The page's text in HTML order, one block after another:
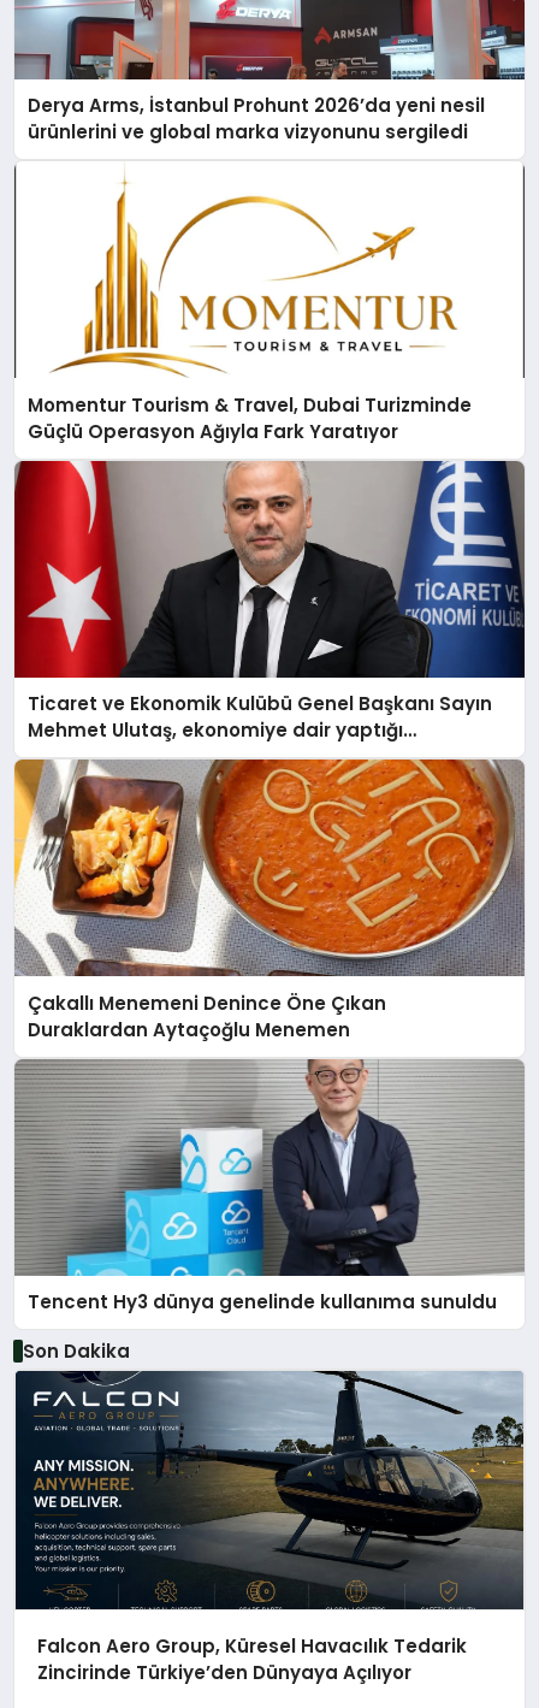
Derya Arms, İstanbul Prohunt 2026’da yeni nesil
ürünlerini ve global marka vizyonunu sergiledi
Momentur Tourism & Travel, Dubai Turizminde
Güçlü Operasyon Ağıyla Fark Yaratıyor
Ticaret ve Ekonomik Kulübü Genel Başkanı Sayın
Mehmet Ulutaş, ekonomiye dair yaptığı
açıklamada şunları kaydetti:
Çakallı Menemeni Denince Öne Çıkan
Duraklardan Aytaçoğlu Menemen
Tencent Hy3 dünya genelinde kullanıma sunuldu
Son Dakika
Falcon Aero Group, Küresel Havacılık Tedarik
Zincirinde Türkiye’den Dünyaya Açılıyor